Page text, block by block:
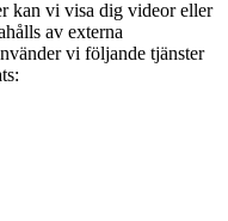
kan vi visa dig videor eller
av externa
vi följande tjänster